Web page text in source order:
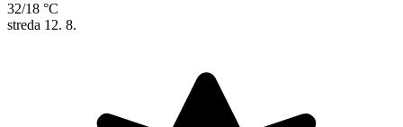
32/18 °C
streda 12. 8.